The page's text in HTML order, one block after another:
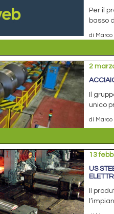
Per il
basso
di Marco
2
Il
unico
di Marco
13
US
Il